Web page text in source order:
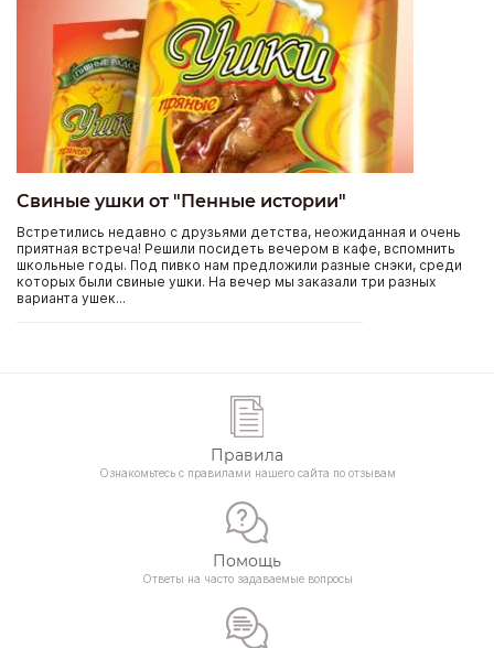
Свиные ушки от "Пенные истории"
Встретились недавно с друзьями детства, неожиданная и очень
приятная встреча! Решили посидеть вечером в кафе, вспомнить
школьные годы. Под пивко нам предложили разные снэки, среди
которых были свиные ушки. На вечер мы заказали три разных
варианта ушек...
Правила
Ознакомьтесь с правилами нашего сайта по отзывам
Помощь
Ответы на часто задаваемые вопросы